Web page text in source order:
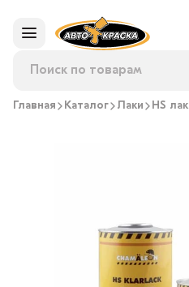
Главная Каталог Лаки HS лак